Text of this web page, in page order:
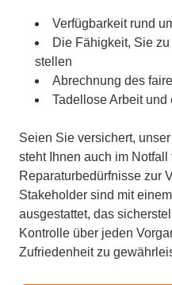
Verfügbarkeit rund
Die Fähigkeit, Sie
stellen
Abrechnung des
Tadellose Arbeit
Seien Sie versichert,
steht Ihnen auch im
Reparaturbedürfnisse zur
Stakeholder sind mit
ausgestattet, das
Kontrolle über jeden
Zufriedenheit zu